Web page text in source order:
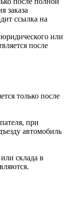
заказа
ссылка на
или
после
только после
при
автомобиль
склада в